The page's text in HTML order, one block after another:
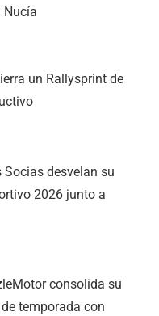
Nucía
un Rallysprint de
Socias desvelan su
2026 junto a
consolida su
temporada con